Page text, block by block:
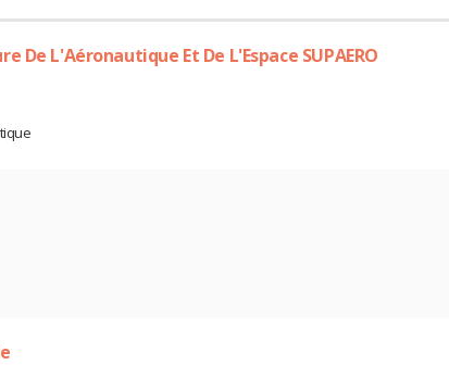
De L'Aéronautique Et De L'Espace SUPAERO